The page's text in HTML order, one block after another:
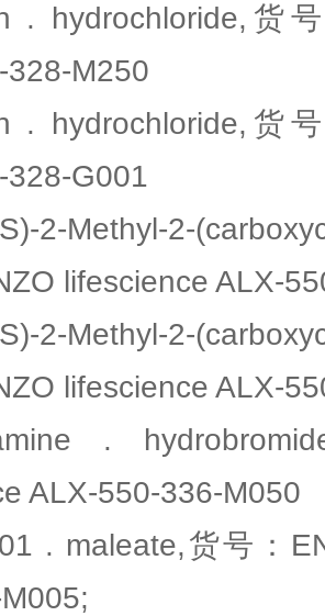
. hydrochloride,货
M250
. hydrochloride,货
G001
2-Methyl-2-
lifescience ALX-
2-Methyl-2-
lifescience ALX-
.
ALX-550-336-M050
. maleate,货号：